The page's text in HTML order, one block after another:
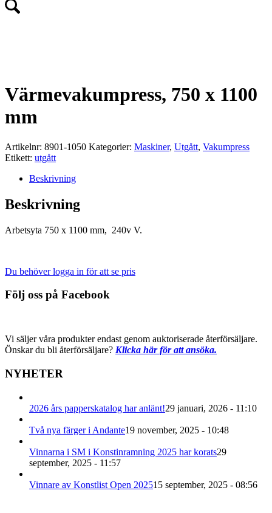
Värmevakumpress, 750 x 1100
mm
Artikelnr: 8901-1050 Kategorier: Maskiner, Utgått, Vakumpress
Etikett: utgått
Beskrivning
Beskrivning
Arbetsyta 750 x 1100 mm, 240v V.
Du behöver logga in för att se pris
Följ oss på Facebook
Vi säljer våra produkter endast genom auktoriserade återförsäljare.
Önskar du bli återförsäljare? Klicka här för att ansöka.
NYHETER
2026 års papperskatalog har anlänt!29 januari, 2026 - 11:10
Två nya färger i Andante19 november, 2025 - 10:48
Vinnarna i SM i Konstinramning 2025 har korats29
september, 2025 - 11:57
Vinnare av Konstlist Open 202515 september, 2025 - 08:56